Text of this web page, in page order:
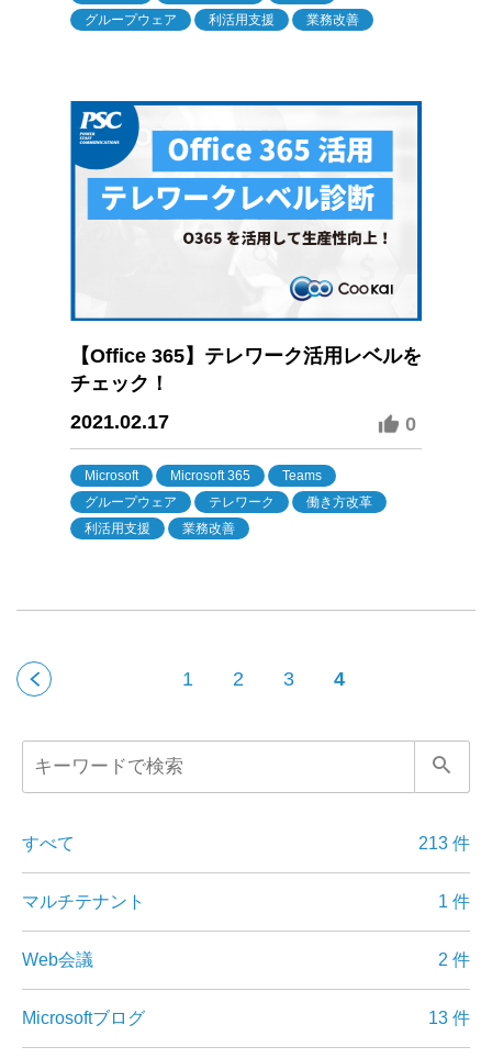
グループウェア
利活用支援 業務改善
【Office 365】テレワーク活用レベルを
チェック！
2021.02.17
0
Microsoft Microsoft 365
Teams
グループウェア
テレワーク
働き方改革
利活用支援
業務改善
1 2 3 4
すべて 213 件
マルチテナント 1 件
Web会議 2 件
Microsoftブログ 13 件